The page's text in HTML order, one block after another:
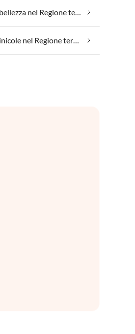
Benessere e bellezza nel Regione termale del Burgenland
Regioni vitivinicole nel Regione termale del Burgenland